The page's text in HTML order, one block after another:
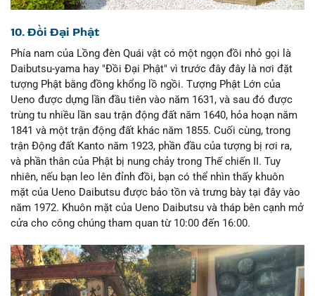
10. Đồi Đại Phật
Phía nam của Lồng đèn Quái vật có một ngọn đồi nhỏ gọi là
Daibutsu-yama hay "Đồi Đại Phật" vì trước đây đây là nơi đặt
tượng Phật bằng đồng khổng lồ ngồi. Tượng Phật Lớn của
Ueno được dựng lần đầu tiên vào năm 1631, và sau đó được
trùng tu nhiều lần sau trận động đất năm 1640, hỏa hoạn năm
1841 và một trận động đất khác năm 1855. Cuối cùng, trong
trận Động đất Kanto năm 1923, phần đầu của tượng bị rơi ra,
và phần thân của Phật bị nung chảy trong Thế chiến II. Tuy
nhiên, nếu bạn leo lên đỉnh đồi, bạn có thể nhìn thấy khuôn
mặt của Ueno Daibutsu được bảo tồn và trưng bày tại đây vào
năm 1972. Khuôn mặt của Ueno Daibutsu và tháp bên cạnh mở
cửa cho công chúng tham quan từ 10:00 đến 16:00.